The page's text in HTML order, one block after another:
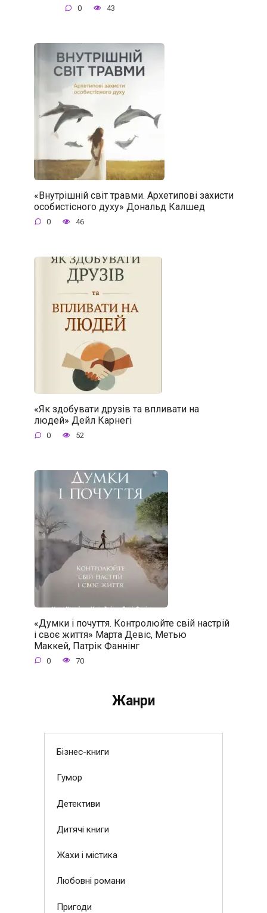
0 43
«Внутрішній світ травми. Архетипові захисти
особистісного духу» Дональд Калшед
0 46
«Як здобувати друзів та впливати на
людей» Дейл Карнегі
0 52
«Думки і почуття. Контролюйте свій настрій
і своє життя» Марта Девіс, Метью
Маккей, Патрік Фаннінг
0 70
Жанри
Бізнес-книги
Гумор
Детективи
Дитячі книги
Жахи і містика
Любовні романи
Пригоди